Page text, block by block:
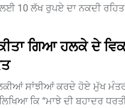
10 ਲੱਖ ਰੁਪਏ ਦਾ ਨਕਦੀ ਰਹਿਤ
ਗਿਆ ਹਲਕੇ ਦੇ
ਸਾਂਝੀਆਂ ਕਰਦੇ ਹੋਏ ਮੁੱਖ
ਕਿ “ਮਾਝੇ ਦੀ ਬਹਾਦਰ